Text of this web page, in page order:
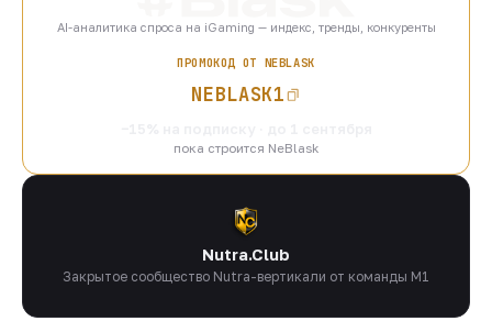
AI-аналитика спроса на iGaming — индекс, тренды, конкуренты
ПРОМОКОД ОТ NEBLASK
NEBLASK1
пока строится NeBlask
Nutra.Club
Закрытое сообщество Nutra-вертикали от команды M1